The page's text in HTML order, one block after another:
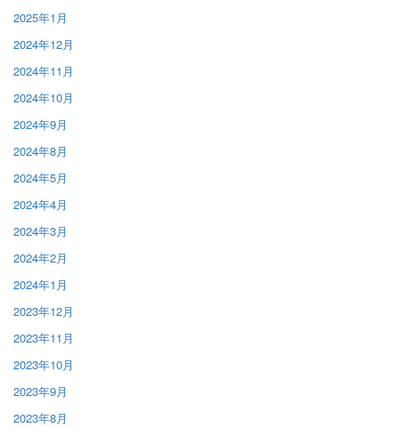
2025年1月
2024年12月
2024年11月
2024年10月
2024年9月
2024年8月
2024年5月
2024年4月
2024年3月
2024年2月
2024年1月
2023年12月
2023年11月
2023年10月
2023年9月
2023年8月